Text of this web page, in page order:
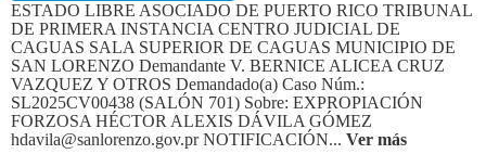
ESTADO LIBRE ASOCIADO DE PUERTO RICO TRIBUNAL
DE PRIMERA INSTANCIA CENTRO JUDICIAL DE
CAGUAS SALA SUPERIOR DE CAGUAS MUNICIPIO DE
SAN LORENZO Demandante V. BERNICE ALICEA CRUZ
VAZQUEZ Y OTROS Demandado(a) Caso Núm.:
SL2025CV00438 (SALÓN 701) Sobre: EXPROPIACIÓN
FORZOSA HÉCTOR ALEXIS DÁVILA GÓMEZ
hdavila@sanlorenzo.gov.pr NOTIFICACIÓN... Ver más